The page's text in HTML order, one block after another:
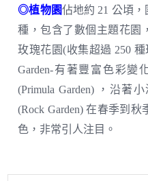
◎植物園佔地約 21 公頃
種，包含了數個主題花園
玫瑰花園(收集超過 250
Garden-有著豐富色彩變
(Primula Garden) ，沿著
(Rock Garden) 在春季到
色，非常引人注目。